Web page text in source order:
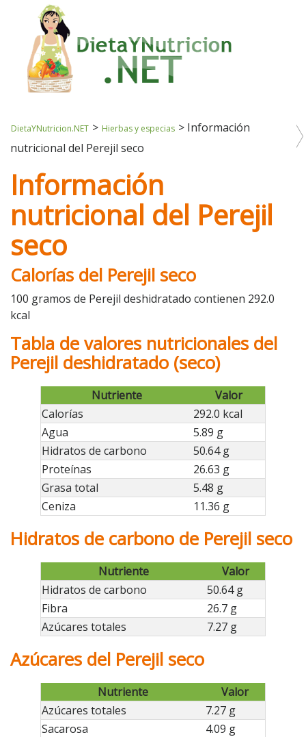
DietaYNutricion.NET > Hierbas y especias > Información
nutricional del Perejil seco
Información
nutricional del Perejil
seco
Calorías del Perejil seco
100 gramos de Perejil deshidratado contienen 292.0
kcal
Tabla de valores nutricionales del
Perejil deshidratado (seco)
Nutriente
Valor
Calorías
292.0 kcal
Agua
5.89 g
Hidratos de carbono
50.64 g
Proteínas
26.63 g
Grasa total
5.48 g
Ceniza
11.36 g
Hidratos de carbono de Perejil seco
Nutriente
Valor
Hidratos de carbono
50.64 g
Fibra
26.7 g
Azúcares totales
7.27 g
Azúcares del Perejil seco
Nutriente
Valor
Azúcares totales
7.27 g
Sacarosa
4.09 g